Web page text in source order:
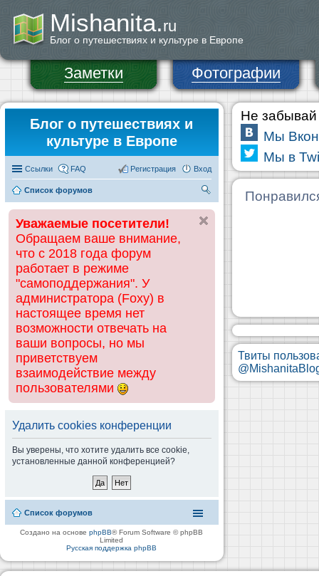
Mishanita.ru
Блог о путешествиях и культуре в Европе
Заметки Фотографии
Блог о путешествиях и
культуре в Европе
Ссылки FAQ Вход
Регистрация
Список форумов
ск
Уважаемые посетители!
Обращаем ваше внимание,
что с 2018 года форум
работает в режиме
"самоподдержания". У
администратора (Foxy) в
настоящее время нет
возможности отвечать на
ваши вопросы, но мы
приветствуем
взаимодействие между
пользователями
Удалить cookies конференции
Вы уверены, что хотите удалить все cookie,
установленные данной конференцией?
Список форумов
Создано на основеphpBB® Forum Software © phpBB
Limited
Русская поддержка phpBB
Не забывай
Мы
Мы в
Твиты